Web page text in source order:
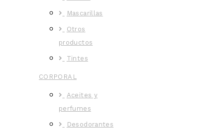
Mascarillas
Otros
productos
Tintes
CORPORAL
Aceites y
perfumes
Desodorantes